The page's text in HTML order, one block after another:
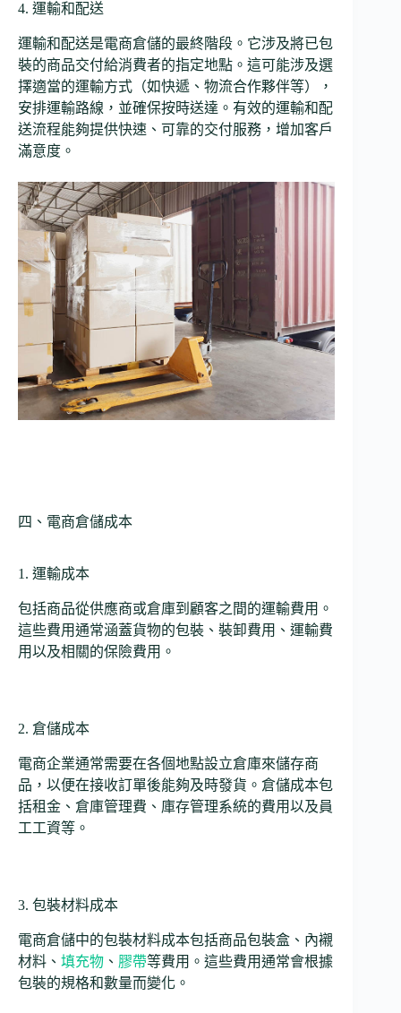
4. 運輸和配送
運輸和配送是電商倉儲的最終階段。它涉及將已包
裝的商品交付給消費者的指定地點。這可能涉及選
擇適當的運輸方式（如快遞、物流合作夥伴等），
安排運輸路線，並確保按時送達。有效的運輸和配
送流程能夠提供快速、可靠的交付服務，增加客戶
滿意度。
四、電商倉儲成本
1. 運輸成本
包括商品從供應商或倉庫到顧客之間的運輸費用。
這些費用通常涵蓋貨物的包裝、裝卸費用、運輸費
用以及相關的保險費用。
2. 倉儲成本
電商企業通常需要在各個地點設立倉庫來儲存商
品，以便在接收訂單後能夠及時發貨。倉儲成本包
括租金、倉庫管理費、庫存管理系統的費用以及員
工工資等。
3. 包裝材料成本
電商倉儲中的包裝材料成本包括商品包裝盒、內襯
材料、 填充物 、 膠帶等費用。這些費用通常會根據
包裝的規格和數量而變化。